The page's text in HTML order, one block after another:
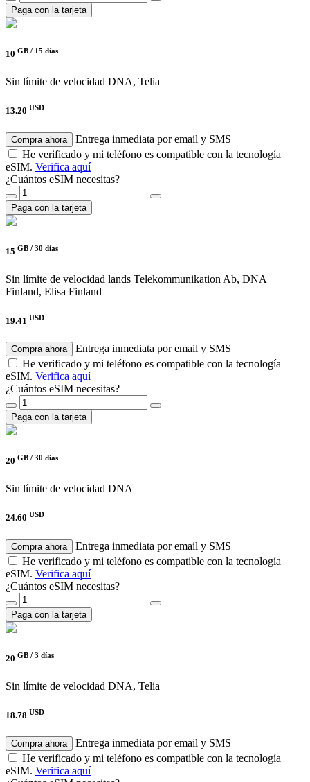
Paga con la tarjeta
10 GB / 15 días
Sin límite de velocidad DNA, Telia
13.20 USD
Compra ahora
Entrega inmediata por email y SMS
He verificado y mi teléfono es compatible con la tecnología
eSIM. Verifica aquí
¿Cuántos eSIM necesitas?
Paga con la tarjeta
15 GB / 30 días
Sin límite de velocidad lands Telekommunikation Ab, DNA
Finland, Elisa Finland
19.41 USD
Compra ahora
Entrega inmediata por email y SMS
He verificado y mi teléfono es compatible con la tecnología
eSIM. Verifica aquí
¿Cuántos eSIM necesitas?
Paga con la tarjeta
20 GB / 30 días
Sin límite de velocidad DNA
24.60 USD
Compra ahora
Entrega inmediata por email y SMS
He verificado y mi teléfono es compatible con la tecnología
eSIM. Verifica aquí
¿Cuántos eSIM necesitas?
Paga con la tarjeta
20 GB / 3 días
Sin límite de velocidad DNA, Telia
18.78 USD
Compra ahora
Entrega inmediata por email y SMS
He verificado y mi teléfono es compatible con la tecnología
eSIM. Verifica aquí